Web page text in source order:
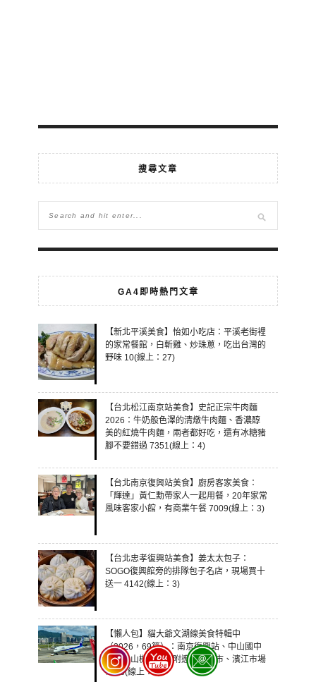
搜尋文章
GA4即時熱門文章
【新北平溪美食】怡如小吃店：平溪老街裡
的家常餐館，白斬雞、炒珠蔥，吃出台灣的
野味 10(線上：27)
【台北松江南京站美食】史記正宗牛肉麵
2026：牛奶般色澤的清燉牛肉麵、香濃醇
美的紅燒牛肉麵，兩者都好吃，還有冰糖豬
腳不要錯過 7351(線上：4)
【台北南京復興站美食】廚房客家美食：
「輝達」黃仁勳帶家人一起用餐，20年家常
風味客家小館，有商業午餐 7009(線上：3)
【台北忠孝復興站美食】姜太太包子：
SOGO復興館旁的排隊包子名店，現場買十
送一 4142(線上：3)
【懶人包】貓大爺文湖線美食特輯中
（2026，69篇）：南京復興站、中山國中
站、松山機場站、附遼寧街夜市、濱江市場
7338(線上：3)